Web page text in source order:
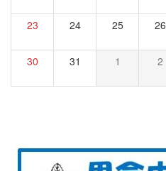
23 24 25 26
30 31 1 2